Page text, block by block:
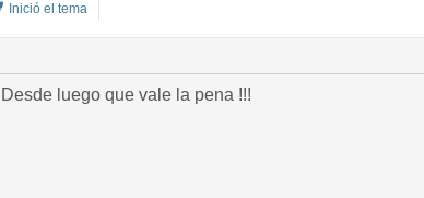
Inició el tema
Desde luego que vale la pena !!!